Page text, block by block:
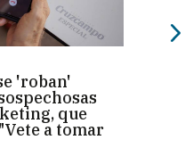
'roban'
que
a tomar